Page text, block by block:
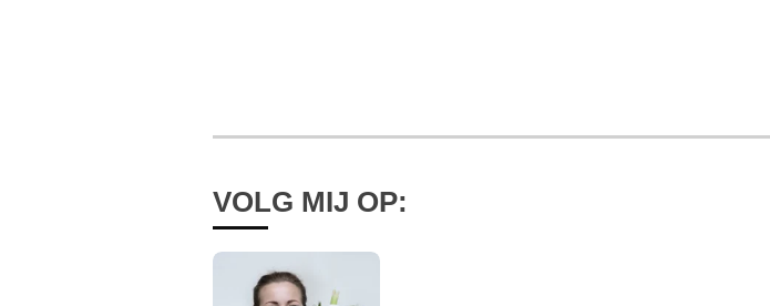
VOLG MIJ OP: